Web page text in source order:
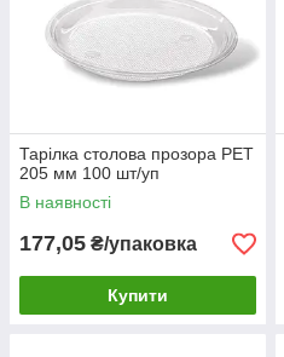
Тарілка столова прозора PET
205 мм 100 шт/уп
В наявності
177,05 ₴/упаковка
Купити